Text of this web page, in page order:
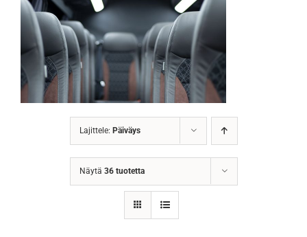
Lajittele: Päiväys
Näytä 36 tuotetta